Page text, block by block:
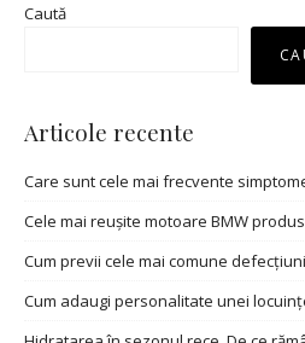
Caută
Articole recente
Care sunt cele mai frecvente
Cele mai reușite motoare BMW
Cum previi cele mai comune
Cum adaugi personalitate unei